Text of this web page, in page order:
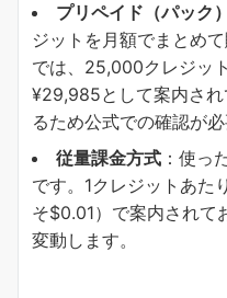
プリペイド（パック
ジットを月額でまとめ
では、25,000クレジッ
¥29,985として案内さ
るため公式での確認が必
​従量課金方式​ ：使っ
です。1クレジットあた
そ$0.01）で案内されて
変動します。